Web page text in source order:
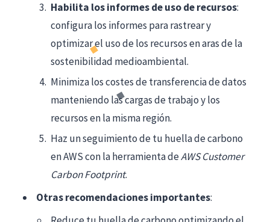
Habilita los informes de uso de recursos:
configura los informes para rastrear y
optimizar el uso de los recursos en aras de la
sostenibilidad medioambiental.
Minimiza los costes de transferencia de datos
manteniendo las cargas de trabajo y los
recursos en la misma región.
Haz un seguimiento de tu huella de carbono
en AWS con la herramienta deAWS Customer
Carbon Footprint.
Otras recomendaciones importantes: